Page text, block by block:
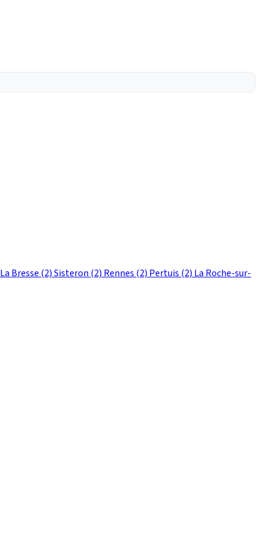
La Bresse (2)Sisteron (2) Rennes (2) Pertuis (2) La Roche-sur-